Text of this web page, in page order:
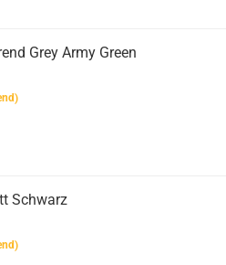
Grey Army Green
Schwarz